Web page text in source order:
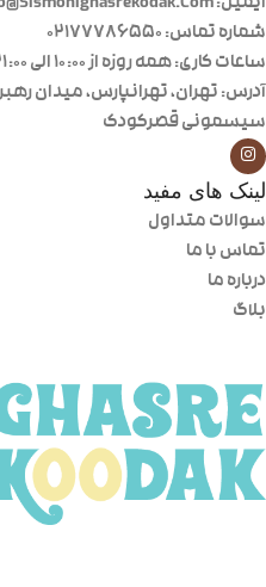
شماره تماس: 02177786550
ساعات کاری: همه روزه از ۱۰:۰۰ الی ۲۱:۰۰
آدرس: تهران، تهرانپارس، میدان
سیسمونی قصرکودک
لینک های مفید
سوالات متداول
تماس با ما
درباره ما
بلاگ